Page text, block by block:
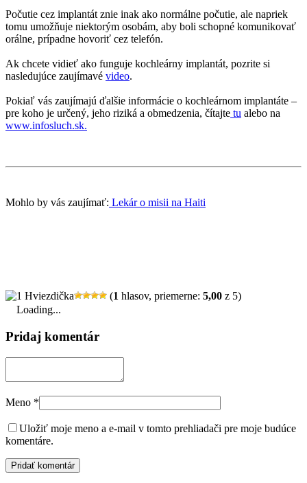
Počutie cez implantát znie inak ako normálne počutie, ale napriek
tomu umožňuje niektorým osobám, aby boli schopné komunikovať
orálne, prípadne hovoriť cez telefón.
Ak chcete vidieť ako funguje kochleárny implantát, pozrite si
nasledujúce zaujímavé video.
Pokiaľ vás zaujímajú ďalšie informácie o kochleárnom implantáte –
pre koho je určený, jeho riziká a obmedzenia, čítajte tu alebo na
www.infosluch.sk.
Mohlo by vás zaujímať: Lekár o misii na Haiti
(1 hlasov, priemerne: 5,00 z 5)
Loading...
Pridaj komentár
Meno *
Uložiť moje meno a e-mail v tomto prehliadači pre moje budúce
komentáre.